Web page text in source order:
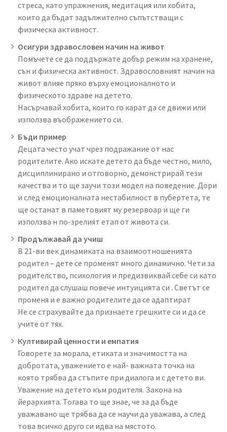
стреса, като упражнения, медитация или хобита,
които да бъдат задължително съпътстващи с
физическа активност.
Осигури здравословен начин на живот
Помъчете се да поддържате добър режим на хранене,
сън и физическа активност. Здравословният начин на
живот влияе пряко върху емоционалното и
физическото здраве на детето.
Насърчавай хобита, които го карат да се движи или
използва въображението си.
Бъди пример
Децата често учат чрез подражание от нас
родителите. Ако искате детето да бъде честно, мило,
дисциплинирано и отговорно, демонстрирай тези
качества и то ще заучи този модел на поведение. Дори
и след емоционалната нестабилност в пубертета, те
ще останат в паметовият му резервоар и ще ги
използва н по-зрелият етап от живота си.
Продължавай да учиш
В 21-ви век динамиката на взаимоотношенията
родител – дете се променят много динамично. Чети за
родителство, психология и предизвиквай себе си като
родител да слушаш повече интуицията си . Светът се
променя и е важно родителите да се адаптират
Не се страхувайте да признаете грешките си и да се
учите от тях.
Култивирай ценности и емпатия
Говорете за морала, етиката и значимостта на
добротата, уважението е най- важната точка на
която трябва да стъпите при диалога и с детето ви.
Уважение на детето към родителя. Закона на
йерархията. Тогава то ще знае, че за да бъде
уважавано ще трябва да се научи да уважава, а след
това всичко друго си идва на мястото.